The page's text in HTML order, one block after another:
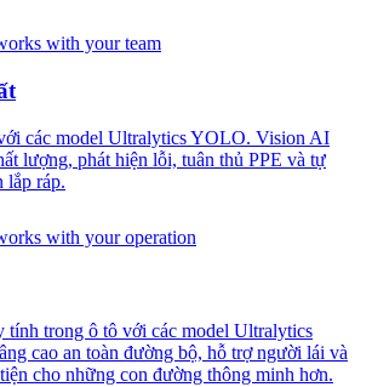
các model Ultralytics YOLO. Vision AI
lượng, phát hiện lỗi, tuân thủ PPE và tự
lắp ráp.
tính trong ô tô với các model Ultralytics
cao an toàn đường bộ, hỗ trợ người lái và
cho những con đường thông minh hơn.